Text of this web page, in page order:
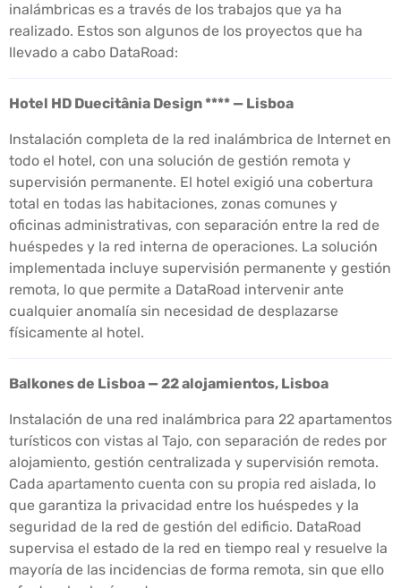
inalámbricas es a través de los trabajos que ya ha
realizado. Estos son algunos de los proyectos que ha
llevado a cabo DataRoad:
Hotel HD Duecitânia Design **** — Lisboa
Instalación completa de la red inalámbrica de Internet en
todo el hotel, con una solución de gestión remota y
supervisión permanente. El hotel exigió una cobertura
total en todas las habitaciones, zonas comunes y
oficinas administrativas, con separación entre la red de
huéspedes y la red interna de operaciones. La solución
implementada incluye supervisión permanente y gestión
remota, lo que permite a DataRoad intervenir ante
cualquier anomalía sin necesidad de desplazarse
físicamente al hotel.
Balkones de Lisboa — 22 alojamientos, Lisboa
Instalación de una red inalámbrica para 22 apartamentos
turísticos con vistas al Tajo, con separación de redes por
alojamiento, gestión centralizada y supervisión remota.
Cada apartamento cuenta con su propia red aislada, lo
que garantiza la privacidad entre los huéspedes y la
seguridad de la red de gestión del edificio. DataRoad
supervisa el estado de la red en tiempo real y resuelve la
mayoría de las incidencias de forma remota, sin que ello